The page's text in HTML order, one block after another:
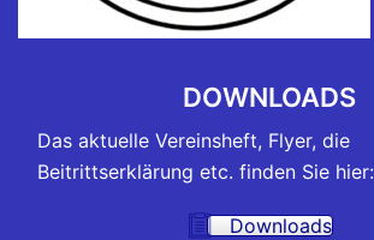
DOWNLOADS
Das aktuelle Vereinsheft, Flyer, die
Beitrittserklärung etc. finden Sie hier:
Downloads